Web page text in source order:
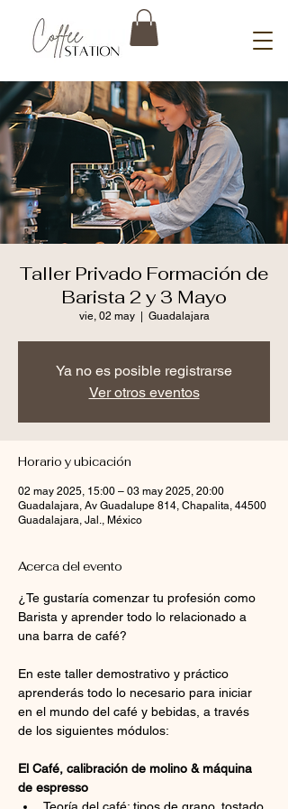
Taller Privado Formación de
Barista 2 y 3 Mayo
vie, 02 may
  |
Guadalajara
Ya no es posible registrarse
Ver otros eventos
Horario y ubicación
02 may 2025, 15:00 – 03 may 2025, 20:00
Guadalajara, Av Guadalupe 814, Chapalita, 44500
Guadalajara, Jal., México
Acerca del evento
¿Te gustaría comenzar tu profesión como
Barista y aprender todo lo relacionado a
una barra de café?
En este taller demostrativo y práctico
aprenderás todo lo necesario para iniciar
en el mundo del café y bebidas, a través
de los siguientes módulos:
El Café, calibración de molino & máquina
de espresso